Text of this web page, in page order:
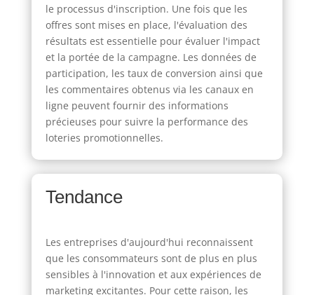
le processus d'inscription. Une fois que les
offres sont mises en place, l'évaluation des
résultats est essentielle pour évaluer l'impact
et la portée de la campagne. Les données de
participation, les taux de conversion ainsi que
les commentaires obtenus via les canaux en
ligne peuvent fournir des informations
précieuses pour suivre la performance des
loteries promotionnelles.
Tendance
Les entreprises d'aujourd'hui reconnaissent
que les consommateurs sont de plus en plus
sensibles à l'innovation et aux expériences de
marketing excitantes. Pour cette raison, les